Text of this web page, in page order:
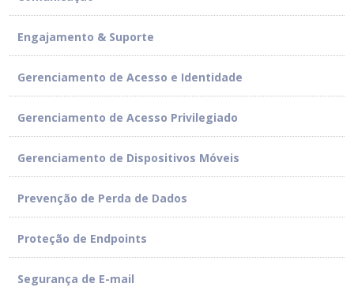
Engajamento & Suporte
Gerenciamento de Acesso e Identidade
Gerenciamento de Acesso Privilegiado
Gerenciamento de Dispositivos Móveis
Prevenção de Perda de Dados
Proteção de Endpoints
Segurança de E-mail